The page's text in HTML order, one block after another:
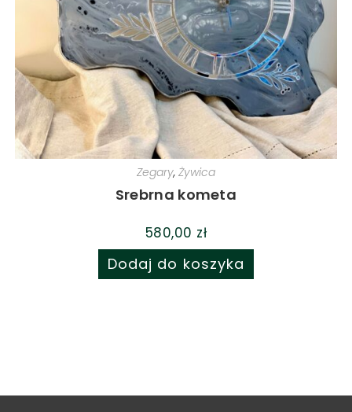
Zegary, Żywica
Srebrna kometa
580,00 zł
Dodaj do koszyka